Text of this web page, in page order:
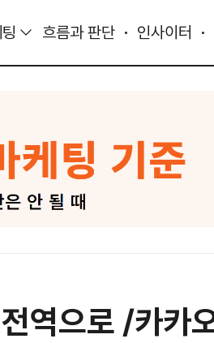
흐름과 판단 인사이터
역으로 /카카